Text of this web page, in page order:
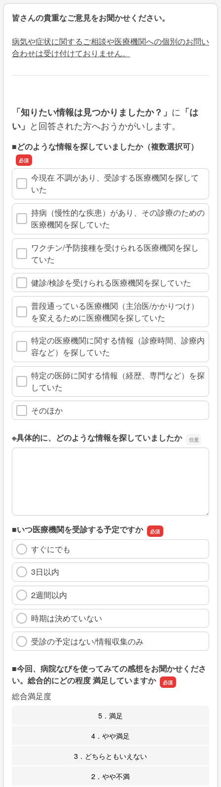
皆さんの貴重なご意見をお聞かせください。
病気や症状に関するご相談や医療機関への個別のお問い
合わせは受け付けておりません。
「知りたい情報は見つかりましたか？」 に 「は
い」 と回答された方へおうかがいします。
■どのような情報を探していましたか（複数選択可）
今現在 不調があり、受診する医療機関を探して
いた
持病（慢性的な疾患）があり、その診療のための
医療機関を探していた
ワクチン/予防接種を受けられる医療機関を探し
ていた
健診/検診を受けられる医療機関を探していた
普段通っている医療機関（主治医/かかりつけ）
を変えるために医療機関を探していた
特定の医療機関に関する情報（診療時間、診療内
容など）を探していた
特定の医師に関する情報（経歴、専門など）を探
していた
そのほか
※具体的に、どのような情報を探していましたか
※具体的に、どのような情報を探していましたか
■いつ医療機関を受診する予定ですか
すぐにでも
3日以内
2週間以内
時期は決めていない
受診の予定はない/情報収集のみ
■今回、病院なびを使ってみての感想をお聞かせくださ
い。総合的にどの程度 満足していますか
総合満足度
5．満足
4．やや満足
3．どちらともいえない
2．やや不満